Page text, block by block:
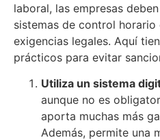
laboral, las empresas
sistemas de control
exigencias legales. Aquí
prácticos para evitar
Utiliza un sistema
aunque no es
aporta muchas más
Además, permite una